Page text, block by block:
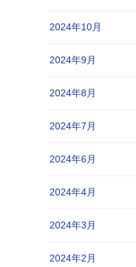
2024年10月
2024年9月
2024年8月
2024年7月
2024年6月
2024年4月
2024年3月
2024年2月